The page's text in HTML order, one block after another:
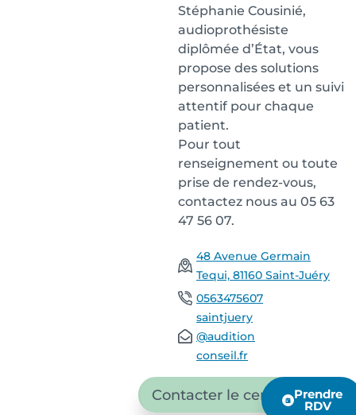
Stéphanie Cousinié,
audioprothésiste
diplômée d’État, vous
propose des solutions
personnalisées et un suivi
attentif pour chaque
patient.
Pour tout
renseignement ou toute
prise de rendez-vous,
contactez nous au 05 63
47 56 07.
48 Avenue Germain
Tequi, 81160 Saint-Juéry
0563475607
saintjuery
@audition
conseil.fr
Contacter le centre Prendre
RDV